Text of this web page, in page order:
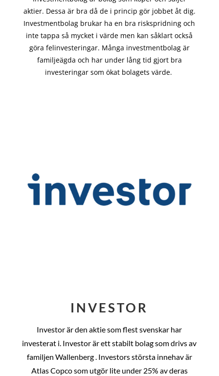
aktier. Dessa är bra då de i princip görjobbet åt dig.
Investmentbolag brukar ha en bra riskspridning och
inte tappa så mycket i värde men kan såklart också
göra felinvesteringar. Många investmentbolag är
familjeägda och har under lång tid gjort bra
investeringar som ökat bolagets värde.
INVESTOR
Investor är den aktie som flest svenskar har
investerat i. Investor är ett stabilt bolag som drivs av
familjen Wallenberg . Investors största innehav är
Atlas Copco som utgör lite under 25% av deras